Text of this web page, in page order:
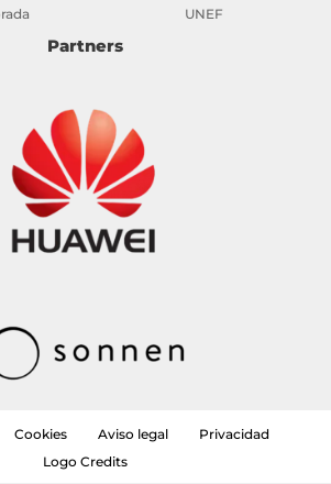
UNEF
Partners
Cookies Aviso legal
Privacidad
Logo Credits